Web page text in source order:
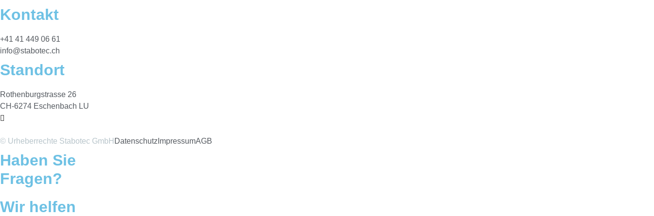
Kontakt
+41 41 449 06 61
info@stabotec.ch
Standort
Rothenburgstrasse 26
CH-6274 Eschenbach LU
© Urheberrechte Stabotec GmbH Datenschutz ImpressumAGB
Haben Sie
Fragen?
Wir helfen